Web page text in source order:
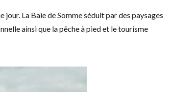
La Baie de Somme séduit par des paysages
ainsi que la pêche à pied et le tourisme